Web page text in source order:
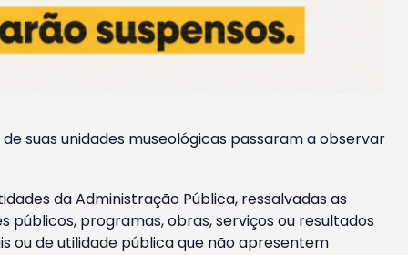
suas unidades museológicas passaram a observar
da Administração Pública, ressalvadas as
programas, obras, serviços ou resultados
ou de utilidade pública que não apresentem